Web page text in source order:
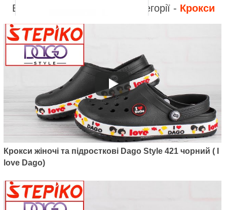
Артикул: M6001-07
Дитячі утеплені сабо Dago Style
M6001-07 (чорний)
375грн.
Відео до інших товарів з категорії - Крокси
Крокси жіночі та підросткові Dago Style 421 чорний ( I
love Dago)